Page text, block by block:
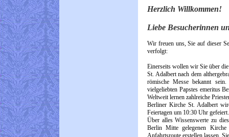
Herzlich Willkommen!
Liebe Besucherinnen
Wir freuen uns, Sie auf dieser
verfolgt:
Einerseits wollen wir Sie über
St. Adalbert nach dem
römische Messe bekannt
vielgeliebten Papstes emeritus
Weltweit lernen zahlreiche
Berliner Kirche St. Adalbert
Feiertagen um 10:30 Uhr gefeiert.
Über alles Wissenswerte zu
Berlin Mitte gelegenen
Anfahrtsroute erstellen lassen.